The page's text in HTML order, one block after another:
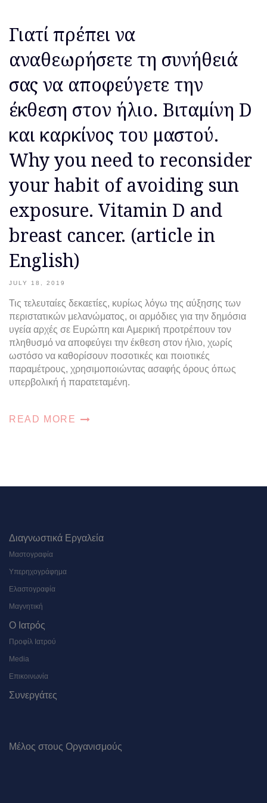
Γιατί πρέπει να
αναθεωρήσετε τη συνήθειά
σας να αποφεύγετε την
έκθεση στον ήλιο. Βιταμίνη D
και καρκίνος του μαστού.
Why you need to reconsider
your habit of avoiding sun
exposure. Vitamin D and
breast cancer. (article in
English)
JULY 18, 2019
Τις τελευταίες δεκαετίες, κυρίως λόγω της αύξησης των
περιστατικών μελανώματος, οι αρμόδιες για την δημόσια
υγεία αρχές σε Ευρώπη και Αμερική προτρέπουν τον
πληθυσμό να αποφεύγει την έκθεση στον ήλιο, χωρίς
ωστόσο να καθορίσουν ποσοτικές και ποιοτικές
παραμέτρους, χρησιμοποιώντας ασαφής όρους όπως
υπερβολική ή παρατεταμένη.
READ MORE
Διαγνωστικά Εργαλεία
Μαστογραφία
Υπερηχογράφημα
Ελαστογραφία
Μαγνητική
Ο Ιατρός
Προφίλ Ιατρού
Media
Επικοινωνία
Συνεργάτες
Μέλος στους Οργανισμούς